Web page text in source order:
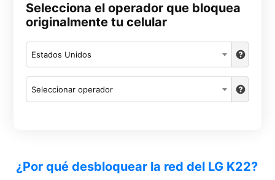
Selecciona el operador que bloquea
originalmente tu celular
Estados Unidos
Seleccionar operador
¿Por qué desbloquear la red del LG K22?